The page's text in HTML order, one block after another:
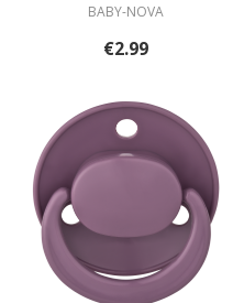
BABY-NOVA
€2.99